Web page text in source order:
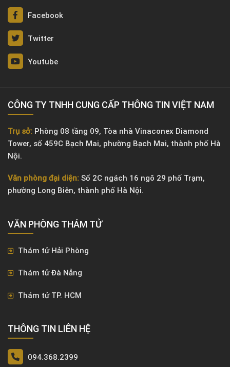
Facebook
Twitter
Youtube
CÔNG TY TNHH CUNG CẤP THÔNG TIN VIỆT NAM
Trụ sở: Phòng 08 tầng 09, Tòa nhà Vinaconex Diamond
Tower, số 459C Bạch Mai, phường Bạch Mai, thành phố Hà
Nội.
Văn phòng đại diện: Số 2C ngách 16 ngõ 29 phố Trạm,
phường Long Biên, thành phố Hà Nội.
VĂN PHÒNG ​THÁM TỬ
Thám tử Hải Phòng
Thám tử Đà Nẵng
Thám tử TP. HCM
THÔNG TIN LIÊN HỆ
094.368.2399